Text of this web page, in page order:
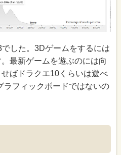
した。3Dゲームをするには
最新ゲームを遊ぶのには向
ばドラクエ10くらいは遊べ
ラフィックボードではないの